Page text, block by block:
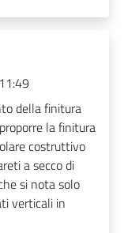
della finitura
la finitura
costruttivo
a secco di
si nota solo
verticali in